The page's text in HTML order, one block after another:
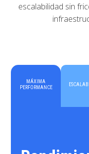
escalabilidad sin
MÁXIMA
PERFORMANCE